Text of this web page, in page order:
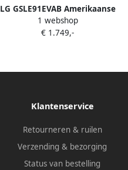
LG GSLE91EVAB Amerikaanse
Koelkast Zwart
Waterreservoir Energieklasse
1 webshop
€ 1.749,-
Klantenservice
Retourneren & ruilen
Verzending & bezorging
Status van bestelling